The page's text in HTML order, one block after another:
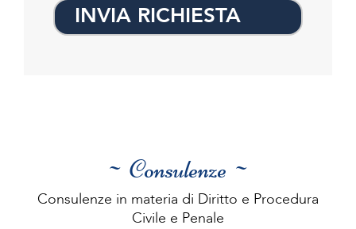
INVIA RICHIESTA
~ Consulenze ~
Consulenze in materia di Diritto e Procedura
Civile e Penale